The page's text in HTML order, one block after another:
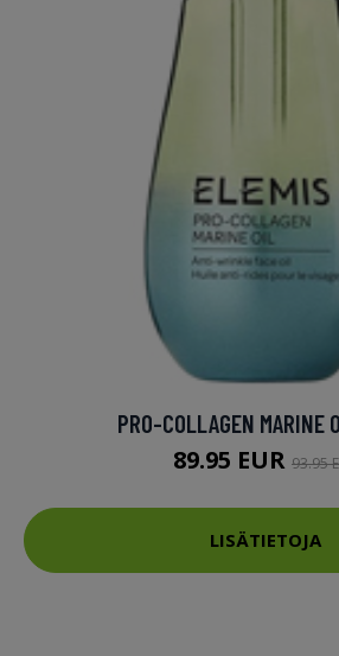
PRO-COLLAGEN MARINE
89.95 EUR 93.95
LISÄTIETOJA